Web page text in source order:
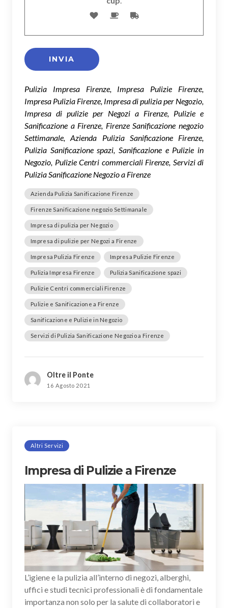
Pulizia Impresa Firenze, Impresa Pulizie Firenze,
Impresa Pulizia Firenze, Impresa di pulizia per Negozio,
Impresa di pulizie per Negozi a Firenze, Pulizie e
Sanificazione a Firenze, Firenze Sanificazione negozio
Settimanale, Azienda Pulizia Sanificazione Firenze,
Pulizia Sanificazione spazi, Sanificazione e Pulizie in
Negozio, Pulizie Centri commerciali Firenze, Servizi di
Pulizia Sanificazione Negozio a Firenze
Azienda Pulizia Sanificazione Firenze
Firenze Sanificazione negozio Settimanale
Impresa di pulizia per Negozio
Impresa di pulizie per Negozi a Firenze
Impresa Pulizia Firenze Impresa Pulizie Firenze
Pulizia Impresa Firenze Pulizia Sanificazione spazi
Pulizie Centri commerciali Firenze
Pulizie e Sanificazione a Firenze
Sanificazione e Pulizie in Negozio
Servizi di Pulizia Sanificazione Negozio a Firenze
Oltre il Ponte
16 Agosto 2021
Altri Servizi
Impresa di Pulizie a Firenze
L’igiene e la pulizia all’interno di negozi, alberghi,
uffici e studi tecnici professionali è di fondamentale
importanza non solo per la salute di collaboratori e